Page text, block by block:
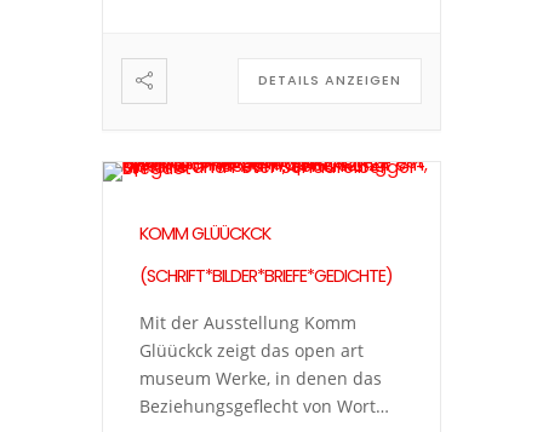
Bild ausdrücken, das ein Text
nicht kann […]
DETAILS ANZEIGEN
KOMM GLÜÜCKCK
(SCHRIFT*BILDER*BRIEFE*GEDICHTE)
Mit der Ausstellung Komm
Glüückck zeigt das open art
museum Werke, in denen das
Beziehungsgeflecht von Wort